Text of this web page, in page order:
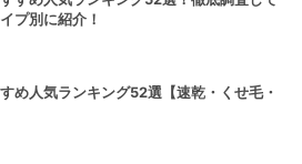
プ別に紹介！
め人気ランキング52選【速乾・くせ毛・